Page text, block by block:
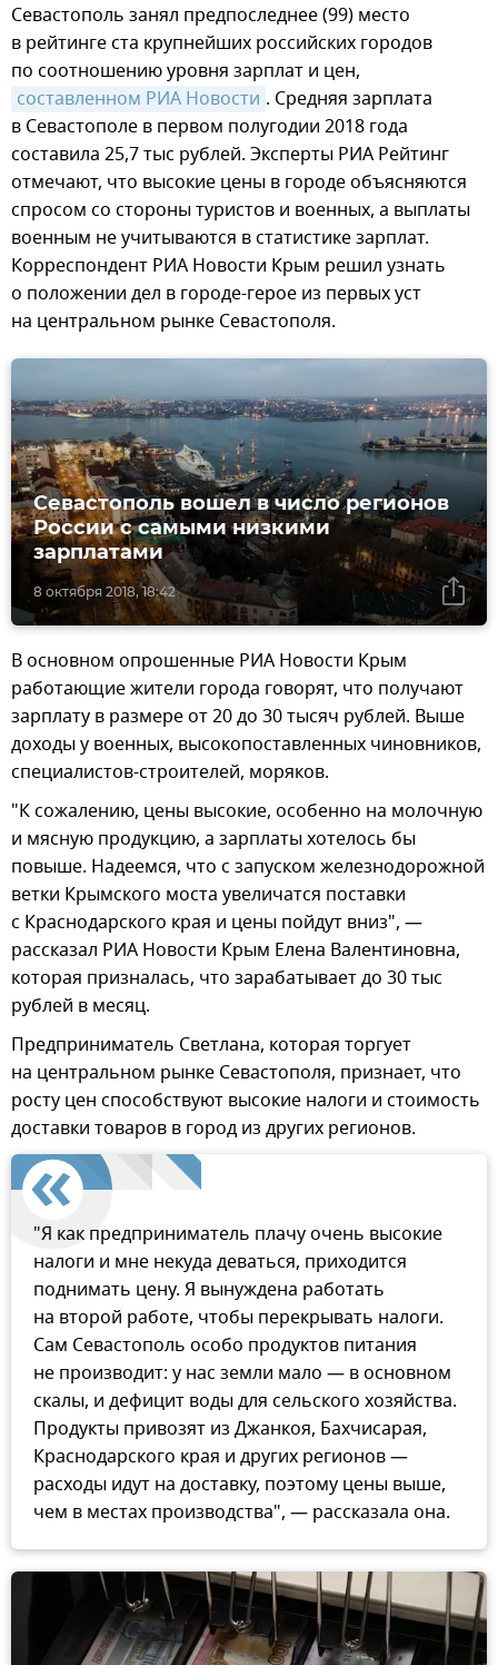
Севастополь занял предпоследнее (99) место
в рейтинге ста крупнейших российских городов
по соотношению уровня зарплат и цен,
составленном РИА Новости . Средняя зарплата
в Севастополе в первом полугодии 2018 года
составила 25,7 тыс рублей. Эксперты РИА Рейтинг
отмечают, что высокие цены в городе объясняются
спросом со стороны туристов и военных, а выплаты
военным не учитываются в статистике зарплат.
Корреспондент РИА Новости Крым решил узнать
о положении дел в городе-герое из первых уст
на центральном рынке Севастополя.
8 октября 2018, 18:42
Севастополь вошел в число регионов
России с самыми низкими
зарплатами
В основном опрошенные РИА Новости Крым
работающие жители города говорят, что получают
зарплату в размере от 20 до 30 тысяч рублей. Выше
доходы у военных, высокопоставленных чиновников,
специалистов-строителей, моряков.
"К сожалению, цены высокие, особенно на молочную
и мясную продукцию, а зарплаты хотелось бы
повыше. Надеемся, что с запуском железнодорожной
ветки Крымского моста увеличатся поставки
с Краснодарского края и цены пойдут вниз", —
рассказал РИА Новости Крым Елена Валентиновна,
которая призналась, что зарабатывает до 30 тыс
рублей в месяц.
Предприниматель Светлана, которая торгует
на центральном рынке Севастополя, признает, что
росту цен способствуют высокие налоги и стоимость
доставки товаров в город из других регионов.
"Я как предприниматель плачу очень высокие
налоги и мне некуда деваться, приходится
поднимать цену. Я вынуждена работать
на второй работе, чтобы перекрывать налоги.
Сам Севастополь особо продуктов питания
не производит: у нас земли мало — в основном
скалы, и дефицит воды для сельского хозяйства.
Продукты привозят из Джанкоя, Бахчисарая,
Краснодарского края и других регионов —
расходы идут на доставку, поэтому цены выше,
чем в местах производства", — рассказала она.